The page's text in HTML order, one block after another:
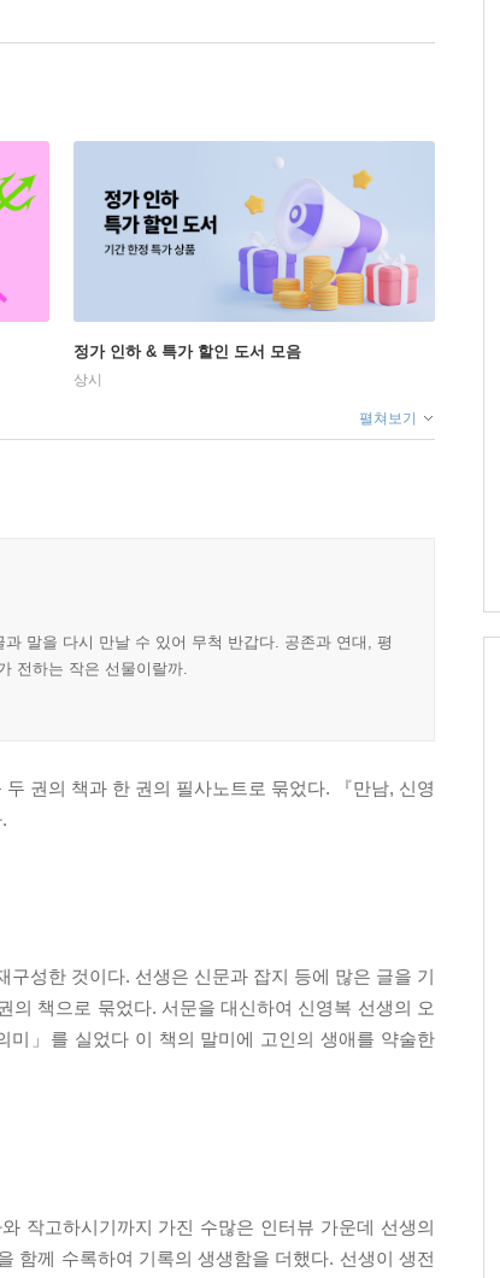
정가 인하 & 특가 할인 도서 모음
상시
펼쳐보기
말을 다시 만날 수 있어 무척 반갑다. 공존과 연대, 평
전하는 작은 선물이랄까.
권의 책과 한 권의 필사노트로 묶었다. 『만남, 신영
성한 것이다. 선생은 신문과 잡지 등에 많은 글을 기
의 책으로 묶었다. 서문을 대신하여 신영복 선생의 오
미」를 실었다 이 책의 말미에 고인의 생애를 약술한
작고하시기까지 가진 수많은 인터뷰 가운데 선생의
함께 수록하여 기록의 생생함을 더했다. 선생이 생전